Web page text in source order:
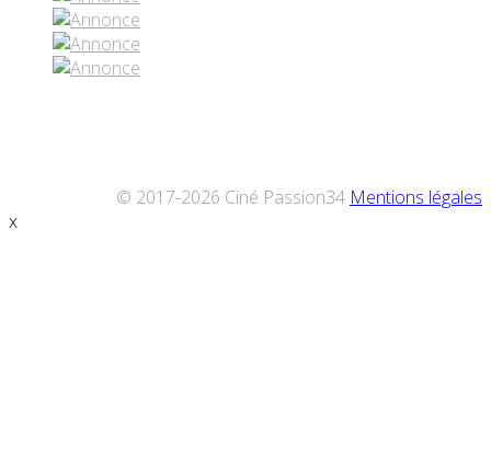
© 2017-2026 Ciné Passion34 Mentions légales
x